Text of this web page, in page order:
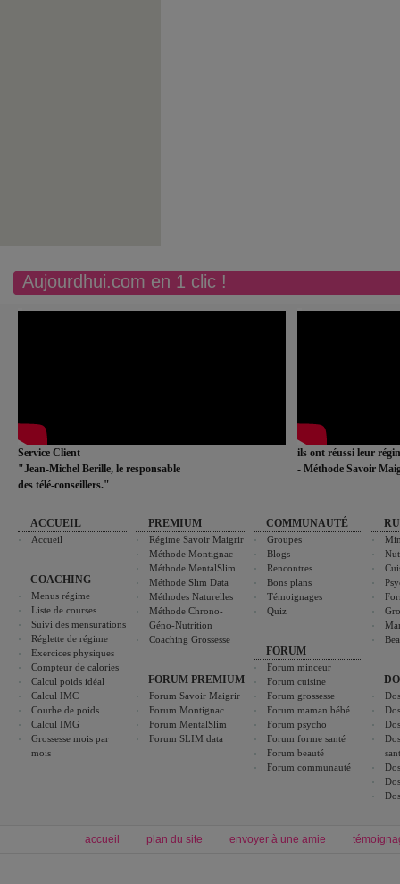
Aujourdhui.com en 1 clic !
Service Client
"Jean-Michel Berille, le responsable
des télé-conseillers."
ils ont réussi leur
- Méthode Savoir
ACCUEIL
Accueil
COACHING
Menus régime
Liste de courses
Suivi des mensurations
Réglette de régime
Exercices physiques
Compteur de calories
Calcul poids idéal
Calcul IMC
Courbe de poids
Calcul IMG
Grossesse mois par
mois
PREMIUM
Régime Savoir Maigrir
Méthode Montignac
Méthode MentalSlim
Méthode Slim Data
Méthodes Naturelles
Méthode Chrono-
Géno-Nutrition
Coaching Grossesse
FORUM PREMIUM
Forum Savoir Maigrir
Forum Montignac
Forum MentalSlim
Forum SLIM data
COMMUNAUTÉ
Groupes
Blogs
Rencontres
Bons plans
Témoignages
Quiz
FORUM
Forum minceur
Forum cuisine
Forum grossesse
Forum maman bébé
Forum psycho
Forum forme santé
Forum beauté
Forum communauté
accueil plan du site envoyer à une amie